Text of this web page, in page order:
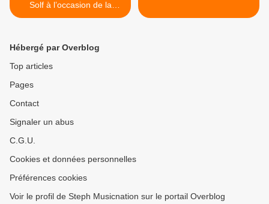
Solf à l’occasion de la
parution de son premier
Hébergé par Overblog
Top articles
Pages
Contact
Signaler un abus
C.G.U.
Cookies et données personnelles
Préférences cookies
Voir le profil de Steph Musicnation sur le portail Overblog